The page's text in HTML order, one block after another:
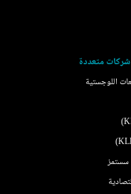
متعددة
اللوجستية
سستمز